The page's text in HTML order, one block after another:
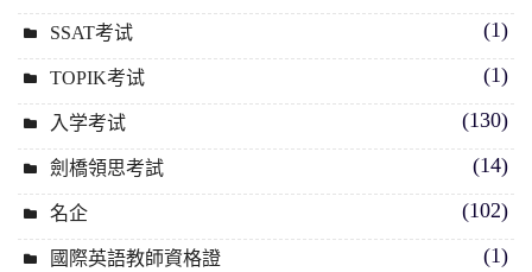
SSAT考试 (1)
TOPIK考试 (1)
入学考试 (130)
劍橋領思考試 (14)
名企 (102)
國際英語教師資格證 (1)